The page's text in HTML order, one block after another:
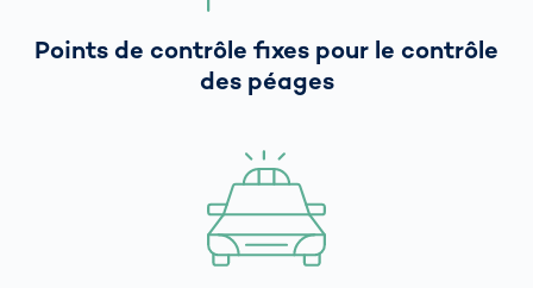
Points de contrôle fixes pour le contrôle
des péages